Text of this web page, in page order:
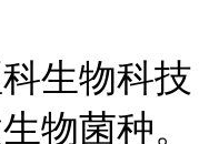
生物科技
物菌种。